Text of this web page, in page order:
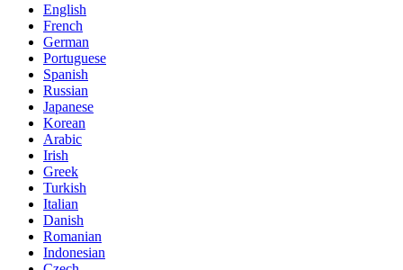
English
French
German
Portuguese
Spanish
Russian
Japanese
Korean
Arabic
Irish
Greek
Turkish
Italian
Danish
Romanian
Indonesian